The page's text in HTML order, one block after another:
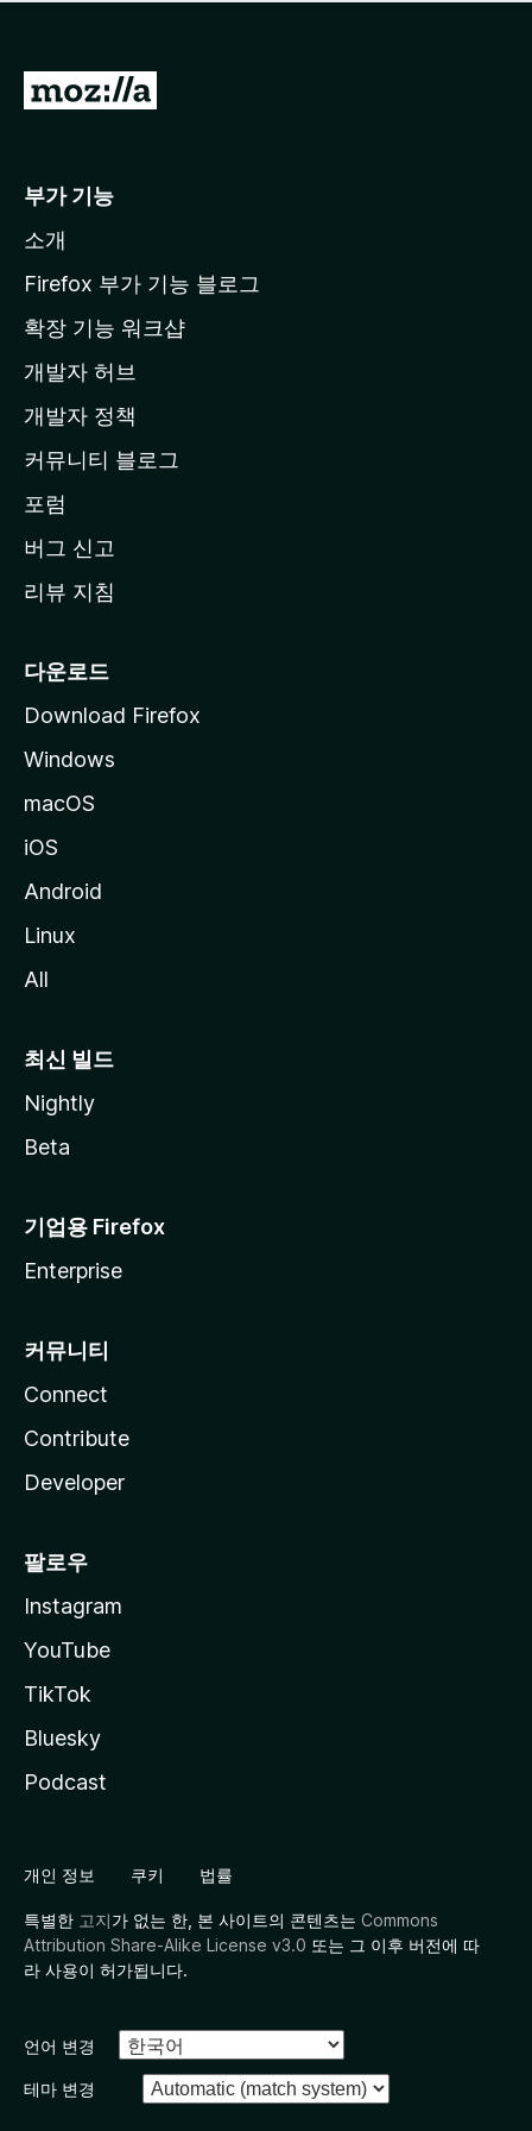
점
습
니
M
l
a
페
이
지
이
동
부가 기능
소개
Firefox 부가 기능 블로그
확장 기능 워크샵
개발자 허브
개발자 정책
커뮤니티 블로그
포럼
버그 신고
리뷰 지침
다운로드
Download Firefox
Windows
macOS
iOS
Android
Linux
All
최신 빌드
Nightly
Beta
기업용 Firefox
Enterprise
커뮤니티
Connect
Contribute
Developer
팔로우
Instagram
YouTube
TikTok
Bluesky
Podcast
개인 정보 쿠키 법률
특별한 고지가 없는 한, 본 사이트의 콘텐츠는 Commons
Attribution Share-Alike License v3.0 또는 그 이후 버전에 따
라 사용이 허가됩니다.
언어 변경
테마 변경